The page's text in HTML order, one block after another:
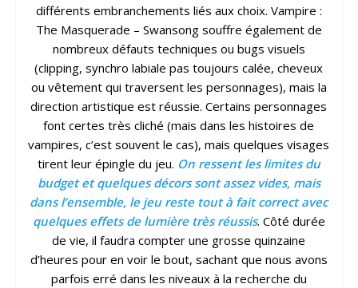
différents embranchements liés aux choix. Vampire :
The Masquerade – Swansong souffre également de
nombreux défauts techniques ou bugs visuels
(clipping, synchro labiale pas toujours calée, cheveux
ou vêtement qui traversent les personnages), mais la
direction artistique est réussie. Certains personnages
font certes très cliché (mais dans les histoires de
vampires, c’est souvent le cas), mais quelques visages
tirent leur épingle du jeu. On ressent les limites du
budget et quelques décors sont assez vides, mais
dans l’ensemble, le jeu reste tout à fait correct avec
quelques effets de lumière très réussis. Côté durée
de vie, il faudra compter une grosse quinzaine
d’heures pour en voir le bout, sachant que nous avons
parfois erré dans les niveaux à la recherche du